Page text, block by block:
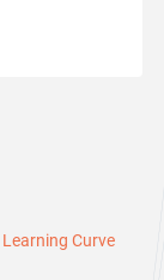
Learning Curve